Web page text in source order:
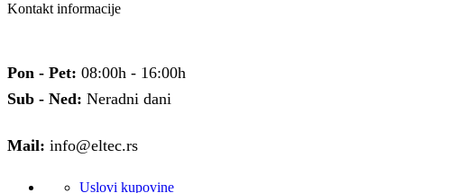
Kontakt informacije
Pon - Pet: 08:00h - 16:00h
Sub - Ned: Neradni dani
Mail: info@eltec.rs
Uslovi kupovine